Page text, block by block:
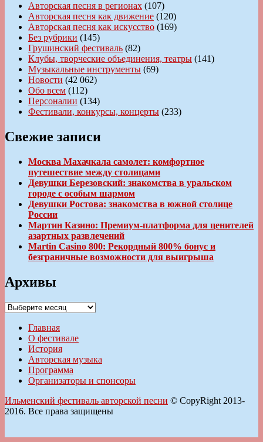
Авторская песня в регионах (107)
Авторская песня как движение (120)
Авторская песня как искусство (169)
Без рубрики (145)
Грушинский фестиваль (82)
Клубы, творческие объединения, театры (141)
Музыкальные инструменты (69)
Новости (42 062)
Обо всем (112)
Персоналии (134)
Фестивали, конкурсы, концерты (233)
Свежие записи
Москва Махачкала самолет: комфортное
путешествие между столицами
Девушки Березовский: знакомства в уральском
городе с особым шармом
Девушки Ростова: знакомства в южной столице
России
Мартин Казино: Премиум-платформа для ценителей
азартных развлечений
Martin Casino 800: Рекордный 800% бонус и
безграничные возможности для выигрыша
Архивы
Архивы
Главная
О фестивале
История
Авторская музыка
Программа
Организаторы и спонсоры
Ильменский фестиваль авторской песни © CopyRight 2013-
2016. Все права защищены